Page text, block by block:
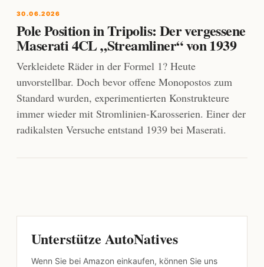
30.06.2026
Pole Position in Tripolis: Der vergessene
Maserati 4CL „Streamliner“ von 1939
Verkleidete Räder in der Formel 1? Heute
unvorstellbar. Doch bevor offene Monopostos zum
Standard wurden, experimentierten Konstrukteure
immer wieder mit Stromlinien-Karosserien. Einer der
radikalsten Versuche entstand 1939 bei Maserati.
Unterstütze AutoNatives
Wenn Sie bei Amazon einkaufen, können Sie uns